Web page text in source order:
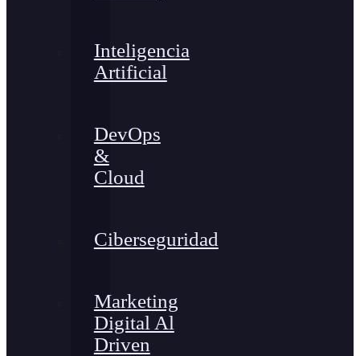
Inteligencia
Artificial
DevOps
&
Cloud
Ciberseguridad
Marketing
Digital Al
Driven